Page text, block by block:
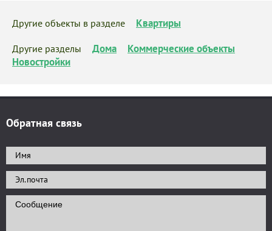
Другие объекты в разделе Квартиры
Другие разделы Дома
Коммерческие объекты
Новостройки
Обратная связь